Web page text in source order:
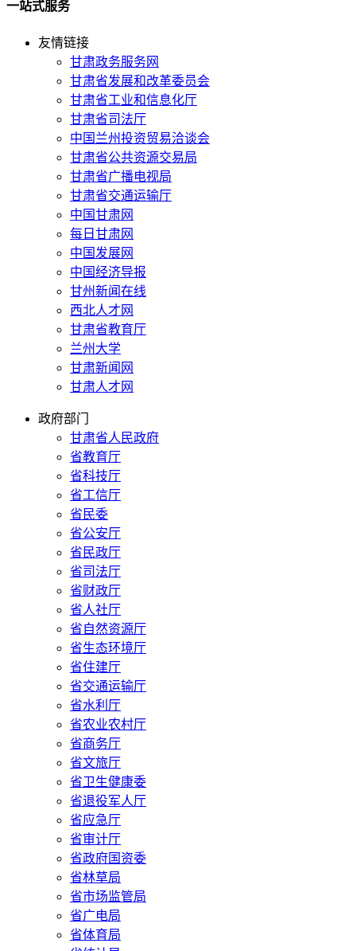
一站式服务
友情链接
甘肃政务服务网
甘肃省发展和改革委员会
甘肃省工业和信息化厅
甘肃省司法厅
中国兰州投资贸易洽谈会
甘肃省公共资源交易局
甘肃省广播电视局
甘肃省交通运输厅
中国甘肃网
每日甘肃网
中国发展网
中国经济导报
甘州新闻在线
西北人才网
甘肃省教育厅
兰州大学
甘肃新闻网
甘肃人才网
政府部门
甘肃省人民政府
省教育厅
省科技厅
省工信厅
省民委
省公安厅
省民政厅
省司法厅
省财政厅
省人社厅
省自然资源厅
省生态环境厅
省住建厅
省交通运输厅
省水利厅
省农业农村厅
省商务厅
省文旅厅
省卫生健康委
省退役军人厅
省应急厅
省审计厅
省政府国资委
省林草局
省市场监管局
省广电局
省体育局